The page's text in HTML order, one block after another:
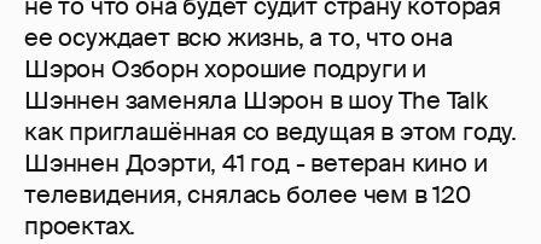
не то что она будет судит страну которая
ее осуждает всю жизнь, а то, что она
Шэрон Озборн хорошие подруги и
Шэннен заменяла Шэрон в шоу The Talk
как приглашённая со ведущая в этом году.
Шэннен Доэрти, 41 год - ветеран кино и
телевидения, снялась более чем в 120
проектах.